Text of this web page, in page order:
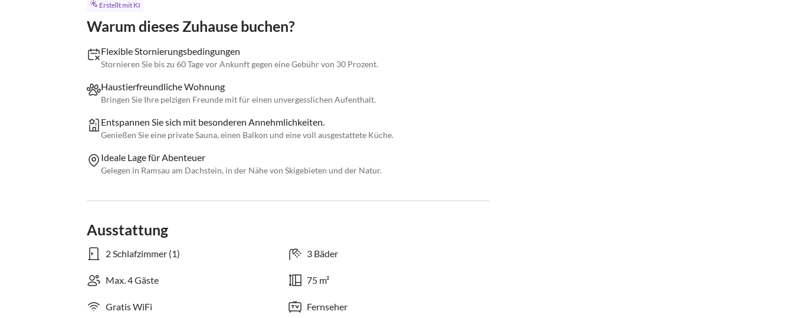
Erstellt mit KI
Warum dieses Zuhause buchen?
Flexible Stornierungsbedingungen
Stornieren Sie bis zu 60 Tage vor Ankunft gegen eine Gebühr von 30 Prozent.
Haustierfreundliche Wohnung
Bringen Sie Ihre pelzigen Freunde mit für einen unvergesslichen Aufenthalt.
Entspannen Sie sich mit besonderen Annehmlichkeiten.
Genießen Sie eine private Sauna, einen Balkon und eine voll ausgestattete Küche.
Ideale Lage für Abenteuer
Gelegen in Ramsau am Dachstein, in der Nähe von Skigebieten und der Natur.
Ausstattung
2 Schlafzimmer (1) 3 Bäder
Max. 4 Gäste 75 m²
Gratis WiFi Fernseher